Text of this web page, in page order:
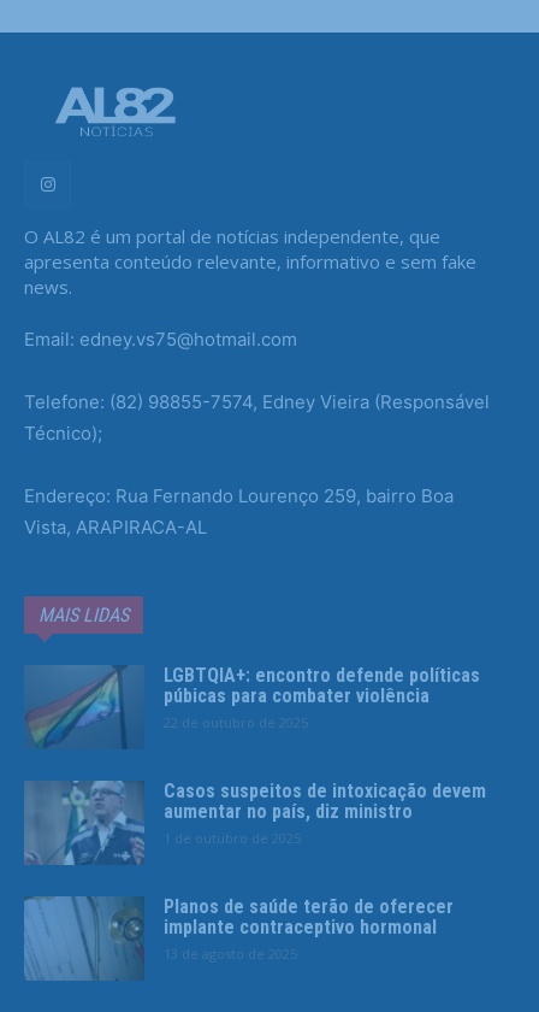
O AL82 é um portal de notícias independente, que
apresenta conteúdo relevante, informativo e sem fake
news.
Email: edney.vs75@hotmail.com
Telefone: (82) 98855-7574, Edney Vieira (Responsável
Técnico);
Endereço: Rua Fernando Lourenço 259, bairro Boa
Vista, ARAPIRACA-AL
MAIS LIDAS
LGBTQIA+: encontro defende políticas
púbicas para combater violência
22 de outubro de 2025
Casos suspeitos de intoxicação devem
aumentar no país, diz ministro
1 de outubro de 2025
Planos de saúde terão de oferecer
implante contraceptivo hormonal
13 de agosto de 2025